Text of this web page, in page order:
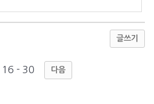
글쓰기
16 - 30 다음